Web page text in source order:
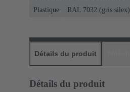
Plastique
RAL 7032 (gris silex)
Détails du produit
Détails du produit